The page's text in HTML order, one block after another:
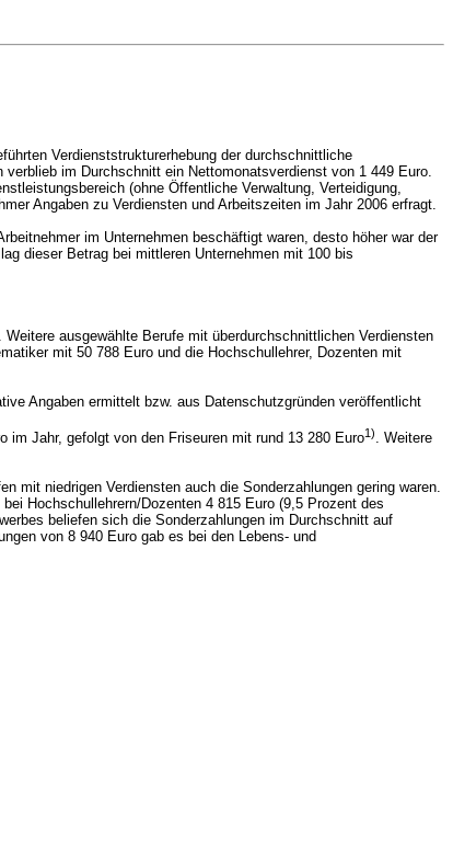
Verdienststrukturerhebung der durchschnittliche
im Durchschnitt ein Nettomonatsverdienst von 1 449 Euro.
(ohne Öffentliche Verwaltung, Verteidigung,
Angaben zu Verdiensten und Arbeitszeiten im Jahr 2006 erfragt.
im Unternehmen beschäftigt waren, desto höher war der
dieser Betrag bei mittleren Unternehmen mit 100 bis
ausgewählte Berufe mit überdurchschnittlichen Verdiensten
mit 50 788 Euro und die Hochschullehrer, Dozenten mit
Angaben ermittelt bzw. aus Datenschutzgründen veröffentlicht
im Jahr, gefolgt von den Friseuren mit rund 13 280 Euro1). Weitere
mit niedrigen Verdiensten auch die Sonderzahlungen gering waren.
Hochschullehrern/Dozenten 4 815 Euro (9,5 Prozent des
beliefen sich die Sonderzahlungen im Durchschnitt auf
von 8 940 Euro gab es bei den Lebens- und